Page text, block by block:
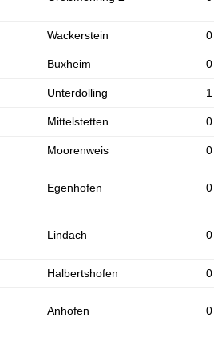
Wackerstein 0
Buxheim 0
Unterdolling 1
Mittelstetten 0
Moorenweis 0
Egenhofen 0
Lindach 0
Halbertshofen 0
Anhofen 0